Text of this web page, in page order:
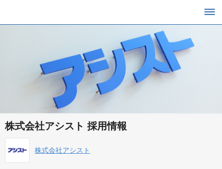
株式会社アシスト 採用情報
株式会社アシスト